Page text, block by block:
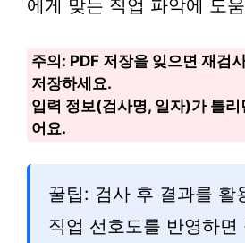
에게 맞는 직업 파악에 도
주의: PDF 저장을 잊으면 재검
저장하세요.
입력 정보(검사명, 일자)가 틀리
어요.
꿀팁: 검사 후 결과를 활
직업 선호도를 반영하면